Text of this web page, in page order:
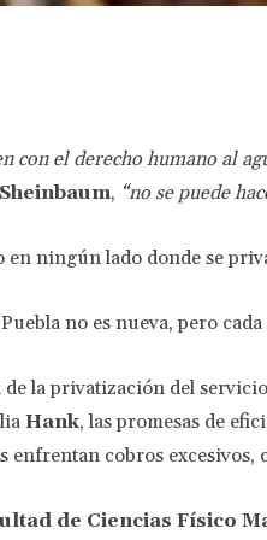
con el derecho humano al
, “no se puede
ningún lado donde se
no es nueva, pero
de la privatización del
Hank, las promesas de
enfrentan cobros
de Ciencias Físico